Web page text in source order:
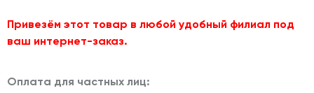
Привезём этот товар в любой удобный филиал под
ваш интернет-заказ.
Оплата для частных лиц: